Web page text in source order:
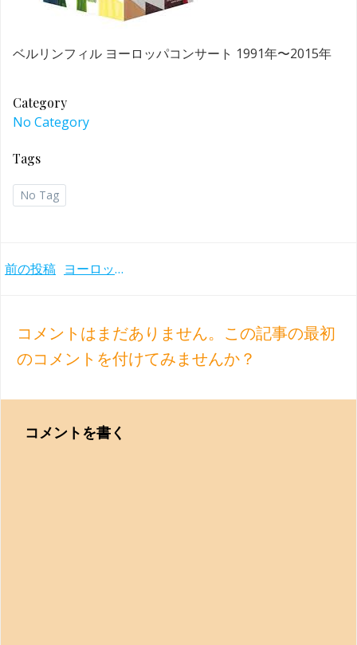
ベルリンフィル ヨーロッパコンサート 1991年〜2015年
Category
No Category
Tags
No Tag
Post
前の投稿 ヨーロッパコンサート2004 in アテネ 〜バレンボイム／ラトル／BPO〜
コメントはまだありません。この記事の最初
のコメントを付けてみませんか？
コメントを書く